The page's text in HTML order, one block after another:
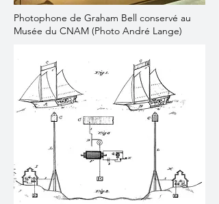
Photophone de Graham Bell conservé au
Musée du CNAM (Photo André Lange)